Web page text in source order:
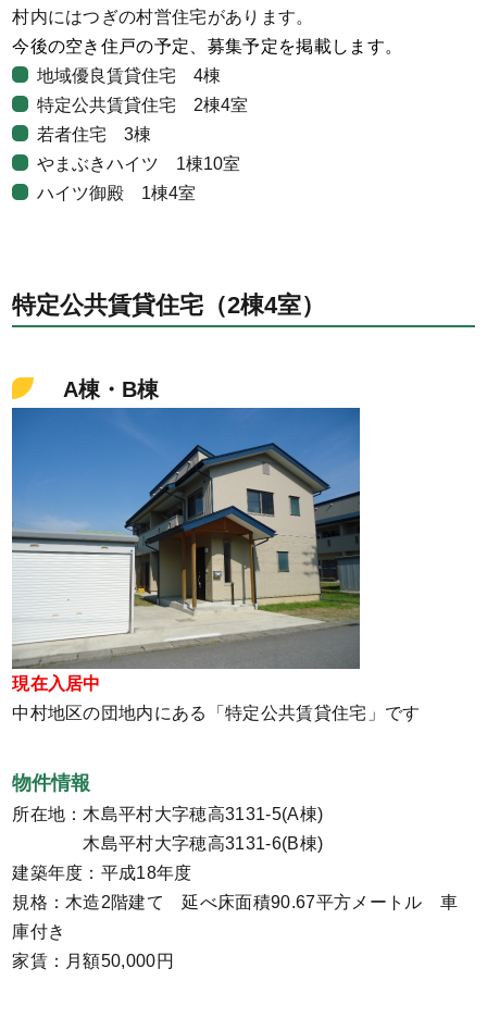
村内にはつぎの村営住宅があります。
今後の空き住戸の予定、募集予定を掲載します。
地域優良賃貸住宅 4棟
特定公共賃貸住宅 2棟4室
若者住宅 3棟
やまぶきハイツ 1棟10室
ハイツ御殿 1棟4室
特定公共賃貸住宅（2棟4室）
A棟・B棟
現在入居中
中村地区の団地内にある「特定公共賃貸住宅」です
物件情報
所在地：木島平村大字穂高3131-5(A棟)
木島平村大字穂高3131-6(B棟)
建築年度：平成18年度
規格：木造2階建て 延べ床面積90.67平方メートル 車
庫付き
家賃：月額50,000円